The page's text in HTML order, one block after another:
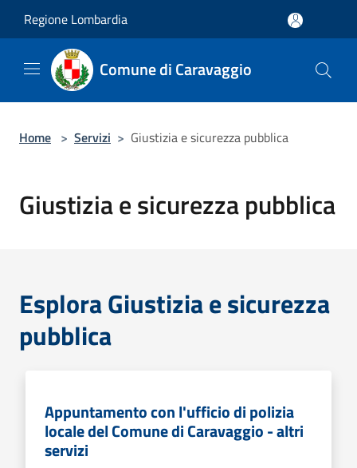
Regione Lombardia
Comune di Caravaggio
Home > Servizi > Giustizia e sicurezza pubblica
Giustizia e sicurezza pubblica
Esplora Giustizia e sicurezza
pubblica
Appuntamento con l'ufficio di polizia
locale del Comune di Caravaggio - altri
servizi